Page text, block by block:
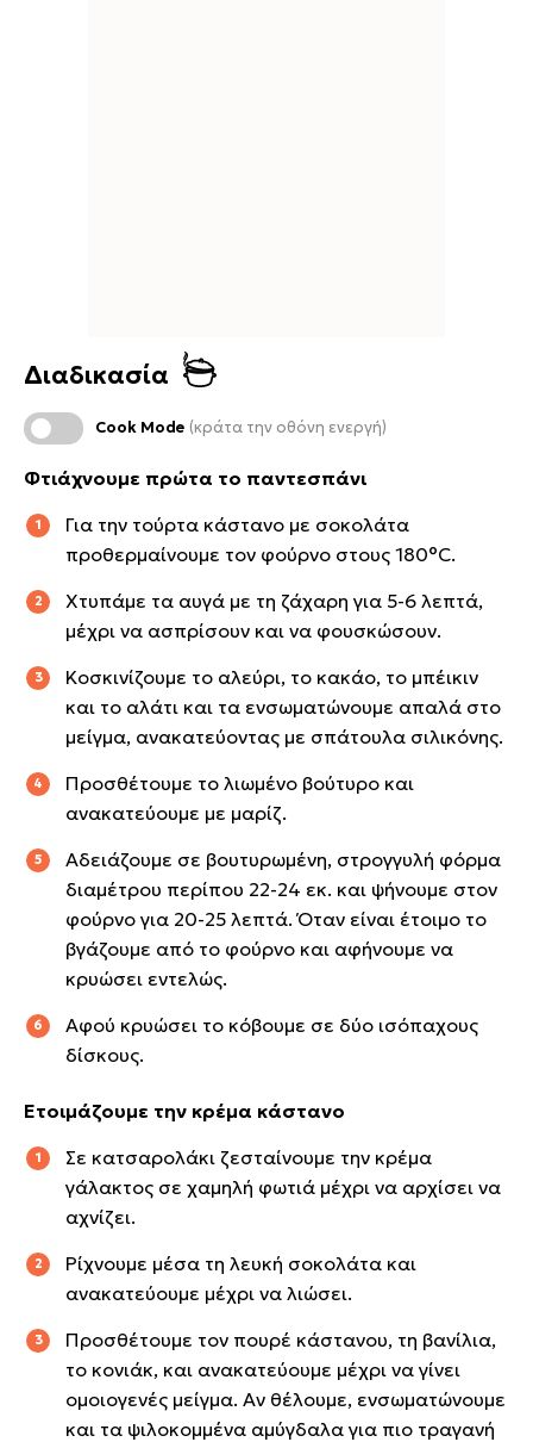
Διαδικασία
Cook Mode (κράτα την οθόνη ενεργή)
Φτιάχνουμε πρώτα το παντεσπάνι
Για την τούρτα κάστανο με σοκολάτα
προθερμαίνουμε τον φούρνο στους 180°C.
Χτυπάμε τα αυγά με τη ζάχαρη για 5-6 λεπτά,
μέχρι να ασπρίσουν και να φουσκώσουν.
Κοσκινίζουμε το αλεύρι, το κακάο, το μπέικιν
και το αλάτι και τα ενσωματώνουμε απαλά στο
μείγμα, ανακατεύοντας με σπάτουλα σιλικόνης.
Προσθέτουμε το λιωμένο βούτυρο και
ανακατεύουμε με μαρίζ.
Αδειάζουμε σε βουτυρωμένη, στρογγυλή φόρμα
διαμέτρου περίπου 22-24 εκ. και ψήνουμε στον
φούρνο για 20-25 λεπτά. Όταν είναι έτοιμο το
βγάζουμε από το φούρνο και αφήνουμε να
κρυώσει εντελώς.
Αφού κρυώσει το κόβουμε σε δύο ισόπαχους
δίσκους.
Ετοιμάζουμε την κρέμα κάστανο
Σε κατσαρολάκι ζεσταίνουμε την κρέμα
γάλακτος σε χαμηλή φωτιά μέχρι να αρχίσει να
αχνίζει.
Ρίχνουμε μέσα τη λευκή σοκολάτα και
ανακατεύουμε μέχρι να λιώσει.
Προσθέτουμε τον πουρέ κάστανου, τη βανίλια,
το κονιάκ, και ανακατεύουμε μέχρι να γίνει
ομοιογενές μείγμα. Αν θέλουμε, ενσωματώνουμε
και τα ψιλοκομμένα αμύγδαλα για πιο τραγανή